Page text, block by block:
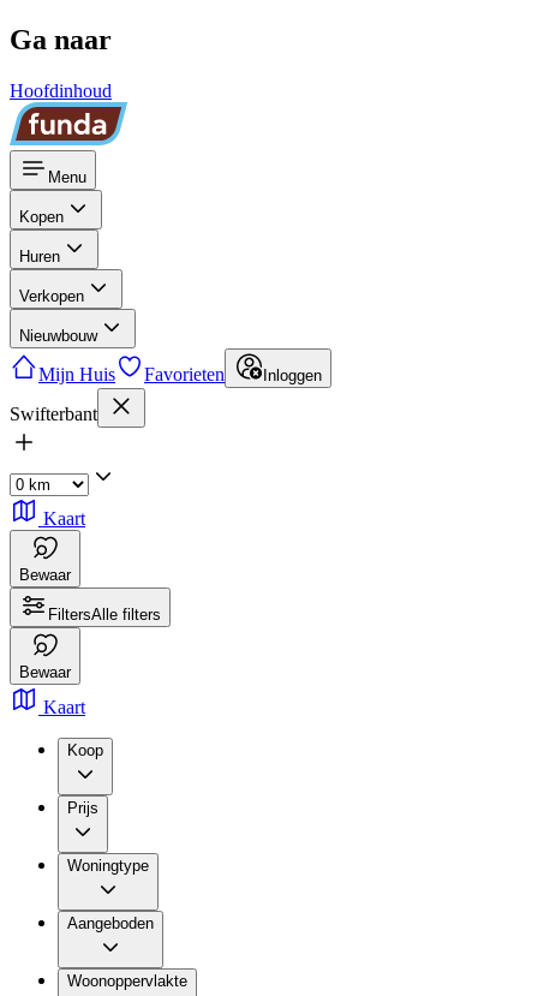
Ga naar
Hoofdinhoud
Menu
Kopen
Huren
Verkopen
Nieuwbouw
Mijn Huis Favorieten Inloggen
Swifterbant
Kaart
Bewaar
FiltersAlle filters
Bewaar
Kaart
Koop
Prijs
Woningtype
Aangeboden
Woonoppervlakte